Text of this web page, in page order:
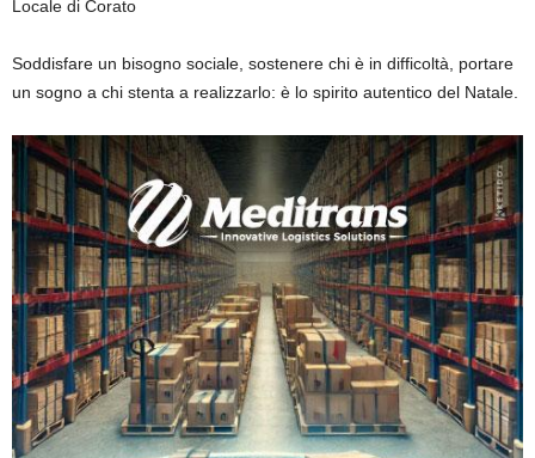
Locale di Corato
Soddisfare un bisogno sociale, sostenere chi è in difficoltà, portare
un sogno a chi stenta a realizzarlo: è lo spirito autentico del Natale.